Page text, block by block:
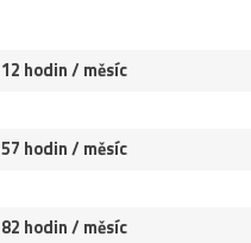
12 hodin / měsíc
57 hodin / měsíc
82 hodin / měsíc